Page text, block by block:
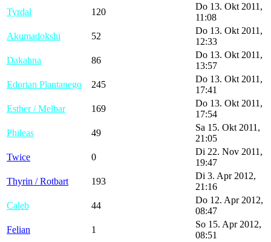
Tyrdal
120
Do 13. Okt 2011,
11:08
Akumadokshi
52
Do 13. Okt 2011,
12:33
Dakahna
86
Do 13. Okt 2011,
13:57
Edorian Plantanego
245
Do 13. Okt 2011,
17:41
Esther / Melbar
169
Do 13. Okt 2011,
17:54
Phileas
49
Sa 15. Okt 2011,
21:05
Twice
0
Di 22. Nov 2011,
19:47
Thyrin / Rotbart
193
Di 3. Apr 2012,
21:16
Caleb
44
Do 12. Apr 2012,
08:47
Felian
1
So 15. Apr 2012,
08:51